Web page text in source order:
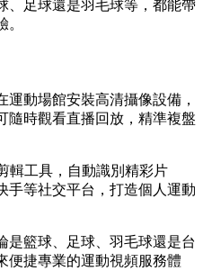
、足球還是羽毛球等，都能帶
運動場館安裝高清攝像設備，
隨時觀看直播回放，精準複盤
輯工具，自動識別精彩片
手等社交平台，打造個人運動
是籃球、足球、羽毛球還是台
便捷專業的運動視頻服務體